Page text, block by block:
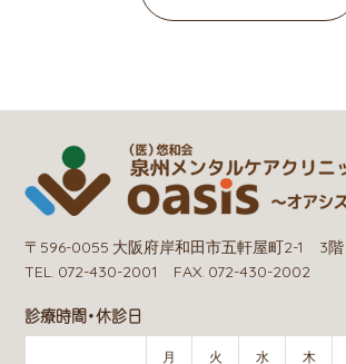
〒596-0055 大阪府岸和田市五軒屋町2-1 3階
TEL. 072-430-2001 FAX. 072-430-2002
診療時間・休診日
月 火 水 木